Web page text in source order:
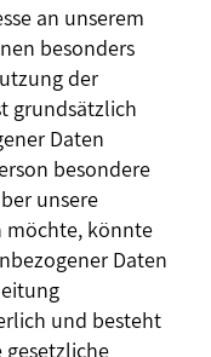
an unserem
besonders
der
grundsätzlich
Daten
besondere
unsere
möchte, könnte
Daten
und besteht
gesetzliche